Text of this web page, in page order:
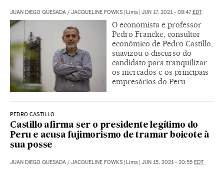
JUAN DIEGO QUESADA / JACQUELINE FOWKS | Lima | JUN 17, 2021 - 09:47EDT
O economista e professor
Pedro Francke, consultor
econômico de Pedro Castillo,
suavizou o discurso do
candidato para tranquilizar
os mercados e os principais
empresários do Peru
PEDRO CASTILLO
Castillo afirma ser o presidente legítimo do
Peru e acusa fujimorismo de tramar boicote à
sua posse
JUAN DIEGO QUESADA / JACQUELINE FOWKS | Lima | JUN 15, 2021 - 20:55 EDT